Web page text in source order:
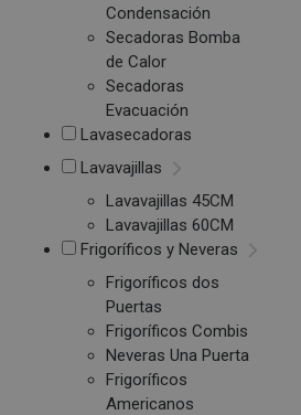
Condensación
Secadoras Bomba
de Calor
Secadoras
Evacuación
Lavasecadoras
Lavavajillas
Lavavajillas 45CM
Lavavajillas 60CM
Frigoríficos y Neveras
Frigoríficos dos
Puertas
Frigoríficos Combis
Neveras Una Puerta
Frigoríficos
Americanos